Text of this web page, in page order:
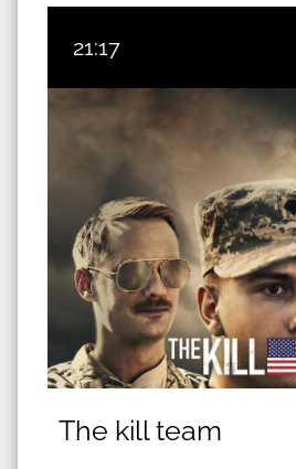
21:17
The kill team